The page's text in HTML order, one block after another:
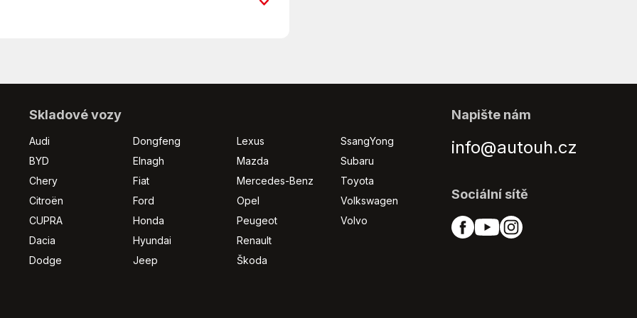
CSV
Digitální příjem rádia (DAB)
Dálkové centrální zamykání
ESC
EURO VI
Elektrická zadní okna
Elektrické víko zavazadlového prostoru
Hlídání jízdního pruhu
Skladové vozy
Audi
BYD
Chery
Citroën
CUPRA
Dacia
Dodge
Dongfeng
Elnagh
Fiat
Ford
Honda
Hyundai
Jeep
Lexus
Mazda
Mercedes-Benz
Opel
Peugeot
Renault
Škoda
SsangYong
Subaru
Toyota
Volkswagen
Volvo
Napište nám
info@autouh.cz
Sociální sítě